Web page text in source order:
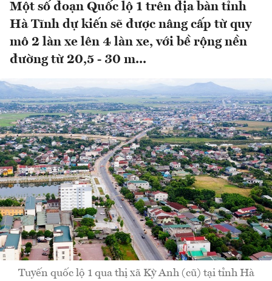
Một số đoạn Quốc lộ 1 trên địa bàn tỉnh
Hà Tĩnh dự kiến sẽ được nâng cấp từ quy
mô 2 làn xe lên 4 làn xe, với bề rộng nền
đường từ 20,5 - 30 m...
Tuyến quốc lộ 1 qua thị xã Kỳ Anh (cũ) tại tỉnh Hà